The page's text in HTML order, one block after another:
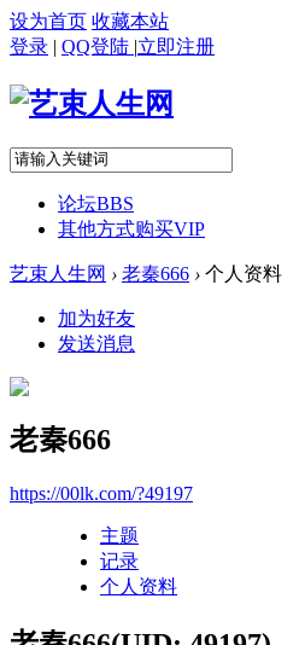
设为首页 收藏本站
登录 | QQ登陆 |立即注册
论坛BBS
其他方式购买VIP
艺束人生网 › 老秦666 › 个人资料
加为好友
发送消息
老秦666
https://00lk.com/?49197
主题
记录
个人资料